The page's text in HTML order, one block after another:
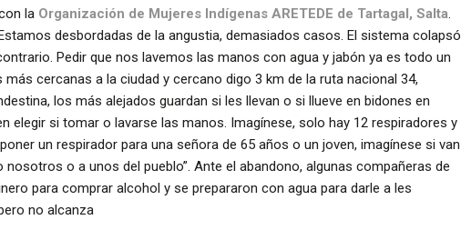
la Organización de Mujeres Indígenas ARETEDE de Tartagal, Salta.
desbordadas de la angustia, demasiados casos. El sistema colapsó
Pedir que nos lavemos las manos con agua y jabón ya es todo un
cercanas a la ciudad y cercano digo 3 km de la ruta nacional 34,
los más alejados guardan si les llevan o si llueve en bidones en
elegir si tomar o lavarse las manos. Imagínese, solo hay 12 respiradores y
un respirador para una señora de 65 años o un joven, imagínese si van
o a unos del pueblo”. Ante el abandono, algunas compañeras de
para comprar alcohol y se prepararon con agua para darle a les
no alcanza